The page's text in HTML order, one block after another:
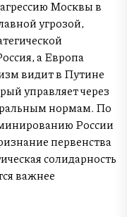
Москвы в
угрозой,
а Европа
видит в Путине
управляет через
нормам. По
России
первенства
солидарность
важнее